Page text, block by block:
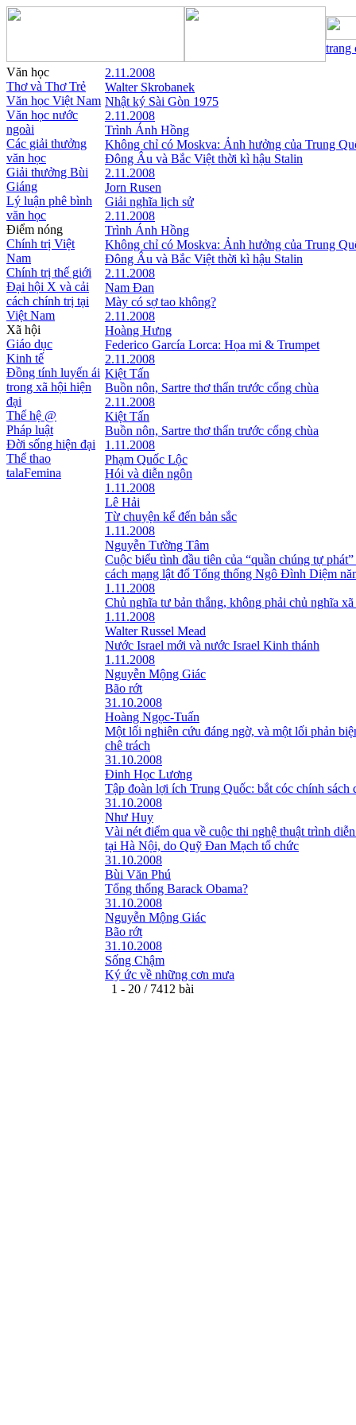
trang
Văn học
Thơ và Thơ Trẻ
Văn học Việt Nam
Văn học nước
ngoài
Các giải thưởng
văn học
Giải thưởng Bùi
Giáng
Lý luận phê bình
văn học
Điểm nóng
Chính trị Việt
Nam
Chính trị thế giới
Đại hội X và cải
cách chính trị tại
Việt Nam
Xã hội
Giáo dục
Kinh tế
Đồng tính luyến ái
trong xã hội hiện
đại
Thế hệ @
Pháp luật
Đời sống hiện đại
Thể thao
talaFemina
2.11.2008
Walter Skrobanek
Nhật ký Sài Gòn 1975
2.11.2008
Trình Ánh Hồng
Không chỉ có Moskva: Ảnh hưởng của Trung
Đông Âu và Bắc Việt thời kì hậu Stalin
2.11.2008
Jorn Rusen
Giải nghĩa lịch sử
2.11.2008
Trình Ánh Hồng
Không chỉ có Moskva: Ảnh hưởng của Trung
Đông Âu và Bắc Việt thời kì hậu Stalin
2.11.2008
Nam Đan
Mày có sợ tao không?
2.11.2008
Hoàng Hưng
Federico García Lorca: Họa mi & Trumpet
2.11.2008
Kiệt Tấn
Buồn nôn, Sartre thơ thẩn trước cổng chùa
2.11.2008
Kiệt Tấn
Buồn nôn, Sartre thơ thẩn trước cổng chùa
1.11.2008
Phạm Quốc Lộc
Hói và diễn ngôn
1.11.2008
Lê Hải
Từ chuyện kể đến bản sắc
1.11.2008
Nguyễn Tường Tâm
Cuộc biểu tình đầu tiên của “quần chúng tự
cách mạng lật đổ Tổng thống Ngô Đình Diệm
1.11.2008
Chủ nghĩa tư bản thắng, không phải chủ nghĩa
1.11.2008
Walter Russel Mead
Nước Israel mới và nước Israel Kinh thánh
1.11.2008
Nguyễn Mộng Giác
Bão rớt
31.10.2008
Hoàng Ngọc-Tuấn
Một lối nghiên cứu đáng ngờ, và một lối phản
chê trách
31.10.2008
Đinh Học Lương
Tập đoàn lợi ích Trung Quốc: bắt cóc chính sách
31.10.2008
Như Huy
Vài nét điểm qua về cuộc thi nghệ thuật trình
tại Hà Nội, do Quỹ Đan Mạch tổ chức
31.10.2008
Bùi Văn Phú
Tổng thống Barack Obama?
31.10.2008
Nguyễn Mộng Giác
Bão rớt
31.10.2008
Sống Chậm
Ký ức về những cơn mưa
1 - 20 / 7412 bài